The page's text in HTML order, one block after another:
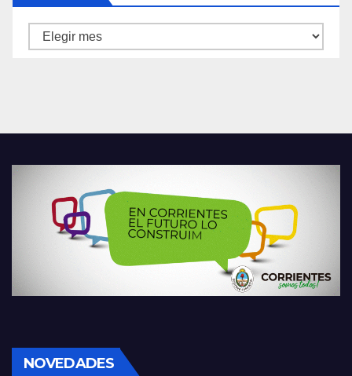
Archivos
NOVEDADES